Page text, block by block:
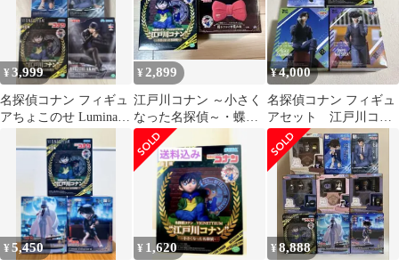
¥3,999
名探偵コナン フィギュ
アちょこのせ Luminasta
¥ 2,899
江戸川コナン ～小さく
なった名探偵～・蝶ネ
クタイ型変声機 セット
¥4,000
名探偵コナン フィギュ
アセット 江戸川コナ
ン、萩原研二、松田陣
平、萩原千速
¥5,450 ¥ 1,620 ¥8,888